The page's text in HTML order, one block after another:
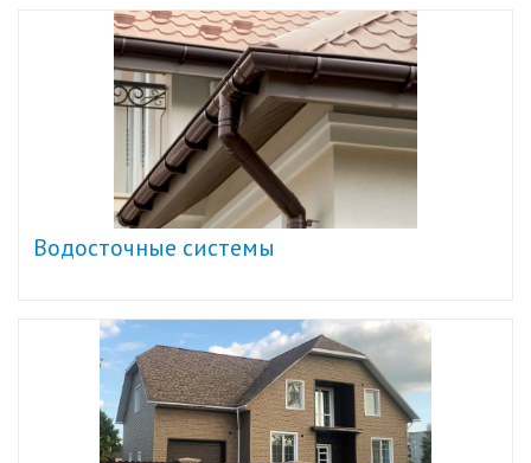
Водосточные системы